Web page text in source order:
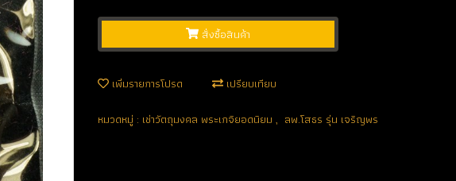
สั่งซื้อสินค้า
เพิ่มรายการโปรด เปรียบเทียบ
หมวดหมู่ : เช่าวัตถุมงคล พระเกจิยอดนิยม , ลพ.โสธร รุ่น เจริญพร